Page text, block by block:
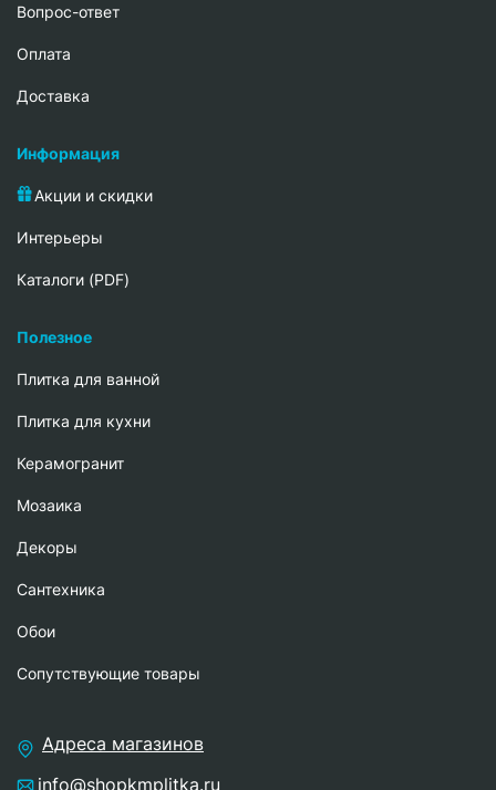
Вопрос-ответ
Oплата
Доставка
Информация
Акции и скидки
Интерьеры
Каталоги (PDF)
Полезное
Плитка для ванной
Плитка для кухни
Керамогранит
Мозаика
Декоры
Сантехника
Обои
Сопутствующие товары
Адреса магазинов
info@shopkmplitka.ru